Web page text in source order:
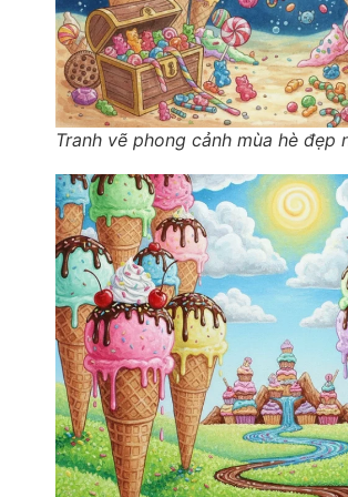
Tranh vẽ phong cảnh mùa hè đẹp